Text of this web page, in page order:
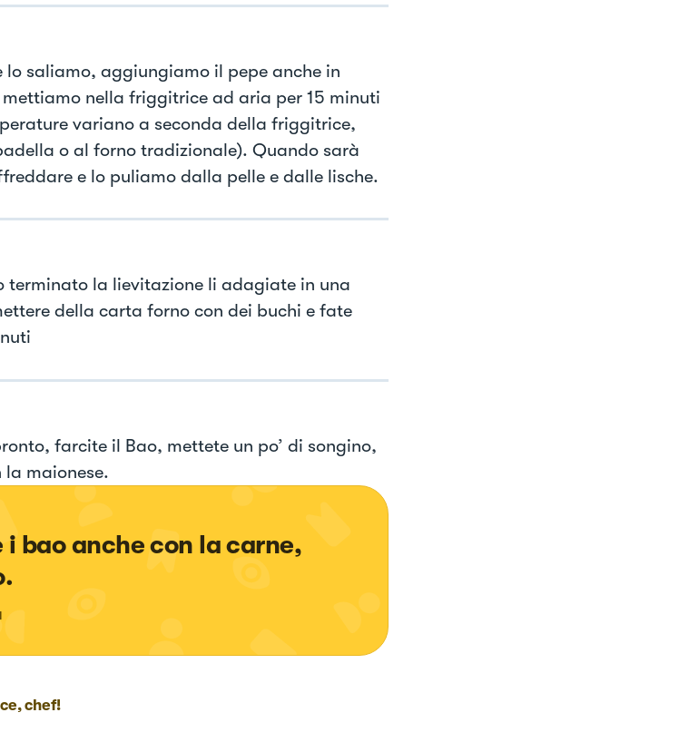
lo saliamo, aggiungiamo il pepe anche in
nella friggitrice ad aria per 15 minuti
variano a seconda della friggitrice,
o al forno tradizionale). Quando sarà
e lo puliamo dalla pelle e dalle lische.
terminato la lievitazione li adagiate in una
della carta forno con dei buchi e fate
farcite il Bao, mettete un po’ di songino,
maionese.
bao anche con la carne,
chef!